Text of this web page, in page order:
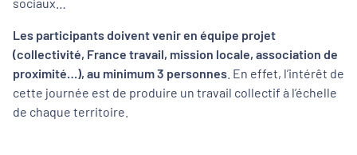
afin d'éviter le gaspillage alimentaire.
. Aucune inscription au déjeuner ne pourra être retenue
après le6 octobre.
Oui, je déjeune et j'ai bien compris
Non concerné.e
Les participants doivent venir en équipe projet
(collectivité, France travail, mission locale, association de
proximité…), au minimum 3 personnes . En effet, l’intérêt de
cette journée est de produire un travail collectif à l’échelle
de chaque territoire.